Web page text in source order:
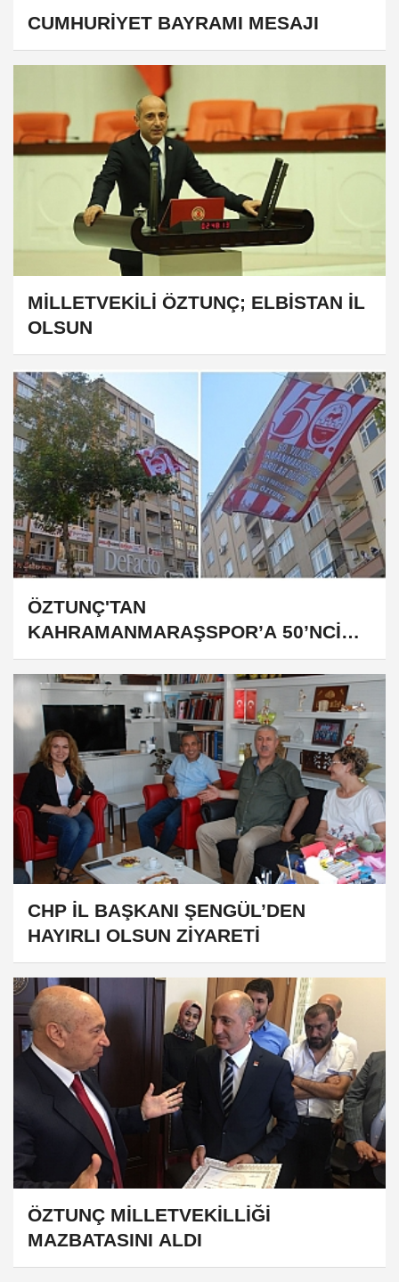
CUMHURİYET BAYRAMI MESAJI
MİLLETVEKİLİ ÖZTUNÇ; ELBİSTAN İL
OLSUN
ÖZTUNÇ'TAN
KAHRAMANMARAŞSPOR’A 50’NCİ
YIL DESTEĞİ
CHP İL BAŞKANI ŞENGÜL’DEN
HAYIRLI OLSUN ZİYARETİ
ÖZTUNÇ MİLLETVEKİLLİĞİ
MAZBATASINI ALDI